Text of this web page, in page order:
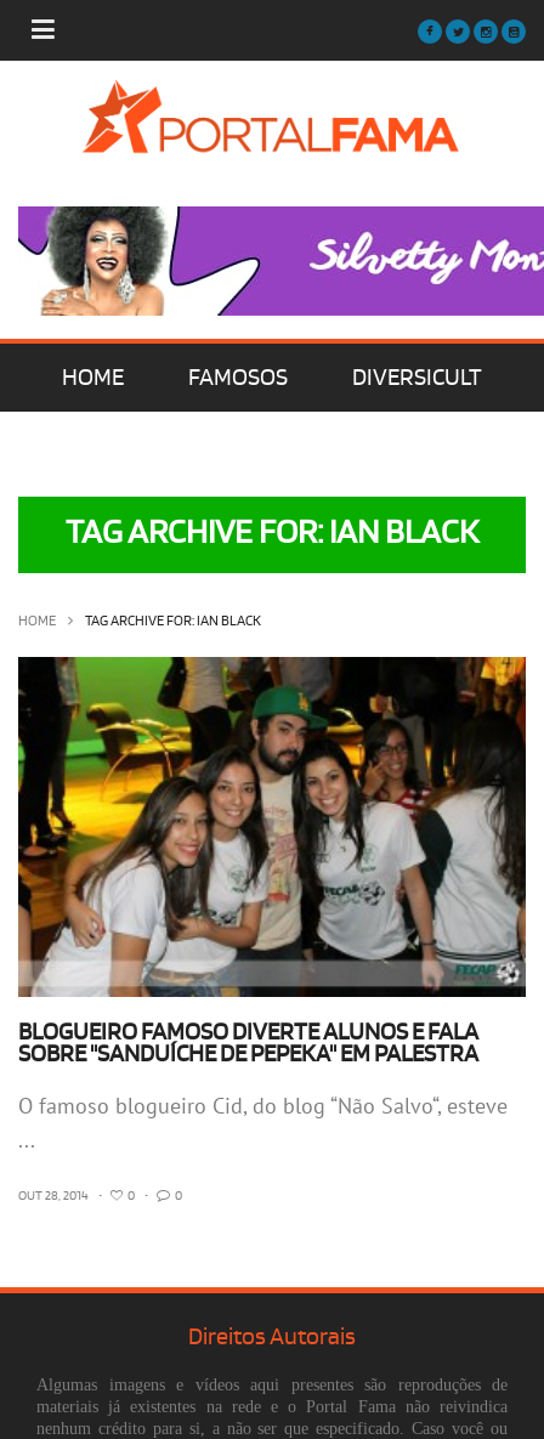
HOME FAMOSOS DIVERSICULT
OLHA ISSO! EU QUERO!
TAG ARCHIVE FOR: IAN BLACK
HOME TAG ARCHIVE FOR: IAN BLACK
BLOGUEIRO FAMOSO DIVERTE ALUNOS E FALA
SOBRE "SANDUÍCHE DE PEPEKA" EM PALESTRA
O famoso blogueiro Cid, do blog “Não Salvo“, esteve
...
OUT 28, 2014 • 0 • 0
Direitos Autorais
Algumas imagens e vídeos aqui presentes são reproduções de
materiais já existentes na rede e o Portal Fama não reivindica
nenhum crédito para si, a não ser que especificado. Caso você ou